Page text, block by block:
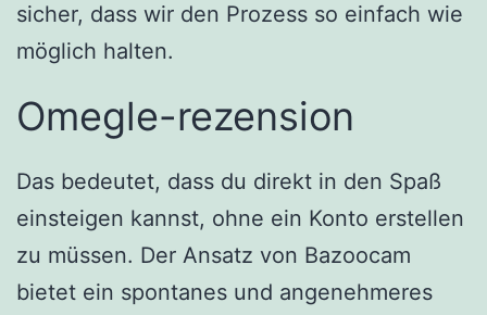
sicher, dass wir den Prozess so einfach wie
möglich halten.
Omegle-rezension
Das bedeutet, dass du direkt in den Spaß
einsteigen kannst, ohne ein Konto erstellen
zu müssen. Der Ansatz von Bazoocam
bietet ein spontanes und angenehmeres